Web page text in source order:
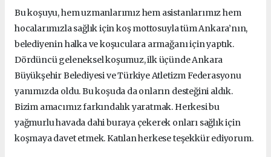
Bu koşuyu, hem uzmanlarımız hem asistanlarımız hem
hocalarımızla sağlık için koş mottosuyla tüm Ankara’nın,
belediyenin halka ve koşuculara armağanı için yaptık.
Dördüncü geleneksel koşumuz, ilk üçünde Ankara
Büyükşehir Belediyesi ve Türkiye Atletizm Federasyonu
yanımızda oldu. Bu koşuda da onların desteğini aldık.
Bizim amacımız farkındalık yaratmak. Herkesi bu
yağmurlu havada dahi buraya çekerek onları sağlık için
koşmaya davet etmek. Katılan herkese teşekkür ediyorum.